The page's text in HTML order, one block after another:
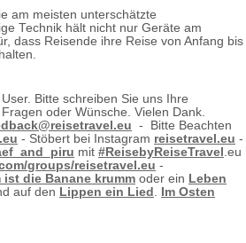
am meisten unterschätzte
Technik hält nicht nur Geräte am
dass Reisende ihre Reise von Anfang bis
User. Bitte schreiben Sie uns Ihre
oder Wünsche. Vielen Dank.
- Bitte Beachten
- Stöbert bei Instagram reisetravel.eu -
mit #ReisebyReiseTravel .eu
groups/reisetravel.eu -
ist die Banane krumm oder ein Leben
auf den Lippen ein Lied
Im Osten